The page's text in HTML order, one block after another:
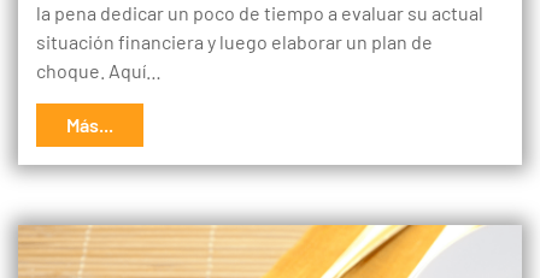
la pena dedicar un poco de tiempo a evaluar su actual
situación financiera y luego elaborar un plan de
choque. Aquí…
Más...